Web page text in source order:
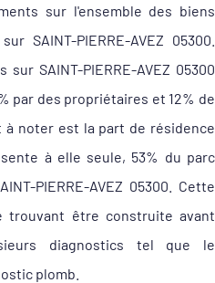
sur l'ensemble des biens
SAINT-PIERRE-AVEZ 05300.
SAINT-PIERRE-AVEZ 05300
par des propriétaires et 12% de
noter est la part de résidence
à elle seule, 53% du parc
PIERRE-AVEZ 05300. Cette
trouvant être construite avant
diagnostics tel que le
plomb.